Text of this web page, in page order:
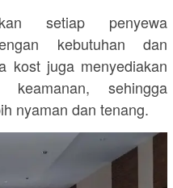
setiap penyewa
kebutuhan dan
kost juga menyediakan
sehingga
nyaman dan tenang.